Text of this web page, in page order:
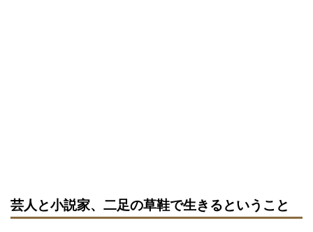
芸人と小説家、二足の草鞋で生きるということ